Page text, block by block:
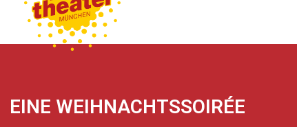
EINE WEIHNACHTSSOIRÉE